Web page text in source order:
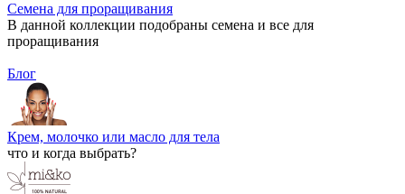
Семена для проращивания
В данной коллекции подобраны семена и все для
проращивания
Блог
Крем, молочко или масло для тела
что и когда выбрать?